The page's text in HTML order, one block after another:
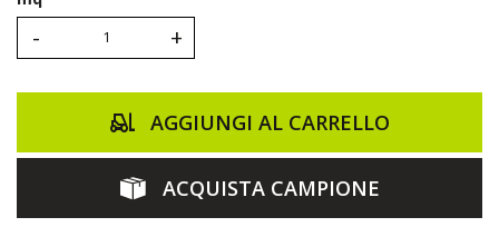
- +
AGGIUNGI AL CARRELLO
ACQUISTA CAMPIONE